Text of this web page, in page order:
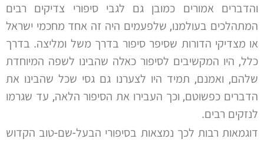
והדברים אמורים כמובן גם לגבי סיפורי צדיקים רבים
המתהלכים בעולמנו, שלפעמים היה זה אחד מחכמי ישראל
או מצדיקי הדורות שסיפר סיפור בדרך משל ומליצה. בדרך
כלל, היו המקשיבים לסיפור כאלה שהבינו לשפה המיוחדת
שלהם, ואמנם, תמיד היו לצערנו גם גסי שכל שהבינו את
הדברים כפשוטם, וכך העבירו את הסיפור הלאה, עד שגרמו
לנזקים רבים.
דוגמאות רבות לכך נמצאות בסיפורי הבעל-שם-טוב הקדוש